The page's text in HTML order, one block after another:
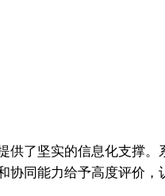
了坚实的信息化支撑
同能力给予高度评价